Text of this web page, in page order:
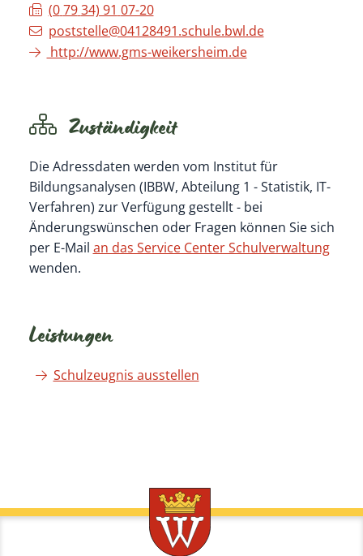
(0 79 34) 91 07-20
poststelle@04128491.schule.bwl.de
http://www.gms-weikersheim.de
Zuständigkeit
Die Adressdaten werden vom Institut für
Bildungsanalysen (IBBW, Abteilung 1 - Statistik, IT-
Verfahren) zur Verfügung gestellt - bei
Änderungswünschen oder Fragen können Sie sich
per E-Mail an das Service Center Schulverwaltung
wenden.
Leistungen
Schulzeugnis ausstellen